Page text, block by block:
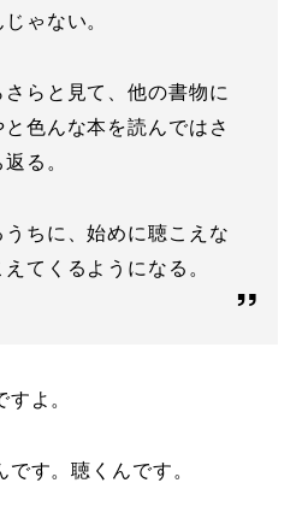
ゃない。
らと見て、他の書物に
色んな本を読んではさ
る。
ちに、始めに聴こえな
てくるようになる。
よ。
す。聴くんです。